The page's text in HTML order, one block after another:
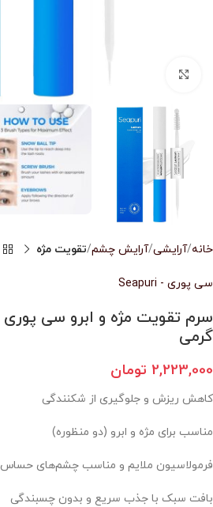
خانه آرایشی آرایش چشم تقویت مژه
سی پوری - Seapuri
گرمی
2,223,000 تومان
کاهش ریزش و جلوگیری از شکنندگی
مناسب برای مژه و ابرو (دو منظوره)
فرمولاسیون ملایم و مناسب چشم‌های حساس
بافت سبک با جذب سریع و بدون چسبندگی